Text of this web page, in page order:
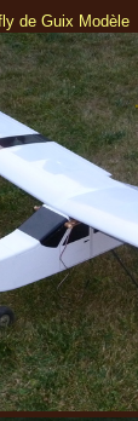
de Guix Modèle